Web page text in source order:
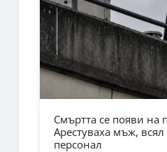
Смъртта се появи на
Арестуваха мъж,
персонал